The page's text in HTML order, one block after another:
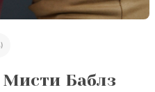
Баблз